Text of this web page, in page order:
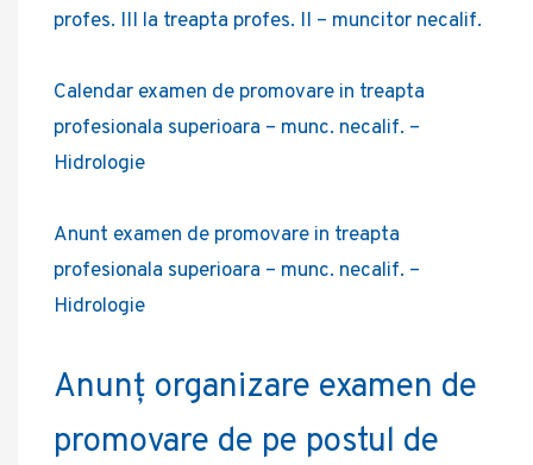
profes. III la treapta profes. II – muncitor necalif.
Calendar examen de promovare in treapta
profesionala superioara – munc. necalif. –
Hidrologie
Anunt examen de promovare in treapta
profesionala superioara – munc. necalif. –
Hidrologie
Anunț organizare examen de
promovare de pe postul de